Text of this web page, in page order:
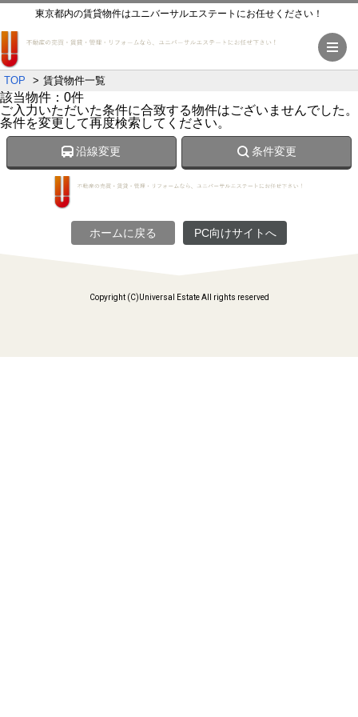
東京都内の賃貸物件はユニバーサルエステートにお任せください！
TOP 賃貸物件一覧
該当物件：0件
ご入力いただいた条件に合致する物件はございませんでした。
条件を変更して再度検索してください。
沿線変更 条件変更
ホームに戻る PC向けサイトへ
Copyright (C)Universal Estate All rights reserved